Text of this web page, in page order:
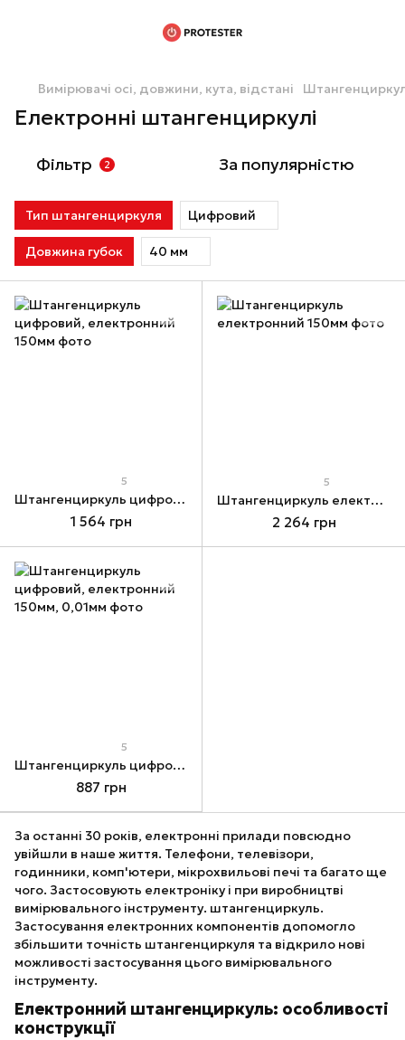
Вимірювачі осі, довжини, кута, відстані
Електронні штангенциркулі
Фільтр 2 За популярністю
Тип штангенциркуля Цифровий
Довжина губок 40 мм
5
Штангенциркуль цифровий, електронний 150мм
1 564 грн
5
Штангенциркуль електронний 150мм
2 264 грн
5
Штангенциркуль цифровий, електронний 150мм, 0,01мм
887 грн
За останні 30 років, електронні прилади повсюдно
увійшли в наше життя. Телефони, телевізори,
годинники, комп'ютери, мікрохвильові печі та багато ще
чого. Застосовують електроніку і при виробництві
вимірювального інструменту. штангенциркуль.
Застосування електронних компонентів допомогло
збільшити точність штангенциркуля та відкрило нові
можливості застосування цього вимірювального
інструменту.
Електронний штангенциркуль: особливості
конструкції